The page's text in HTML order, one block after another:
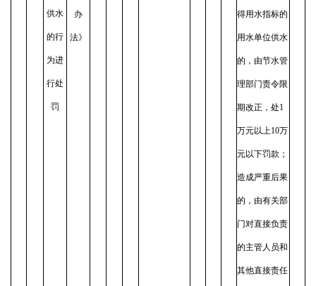
供水
的行
为进
行处
罚
办
法》
得用水指标的
用水单位供水
的，由节水管
理部门责令限
期改正，处1
万元以上10万
元以下罚款；
造成严重后果
的，由有关部
门对直接负责
的主管人员和
其他直接责任